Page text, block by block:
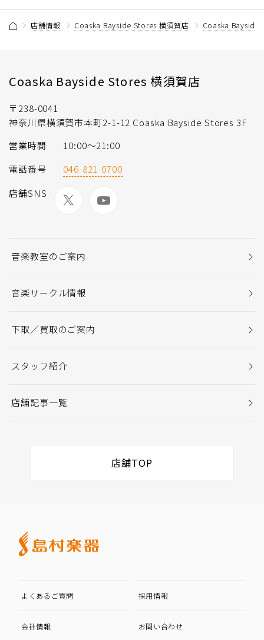
店舗情報 Coaska Bayside Stores 横須賀店 Coaska Bayside
Coaska Bayside Stores 横須賀店
〒238-0041
神奈川県横須賀市本町2-1-12 Coaska Bayside Stores 3F
営業時間
10:00〜21:00
電話番号
046-821-0700
店舗SNS
音楽教室のご案内
音楽サークル情報
下取／買取のご案内
スタッフ紹介
店舗記事一覧
店舗TOP
よくあるご質問 採用情報
会社情報 お問い合わせ